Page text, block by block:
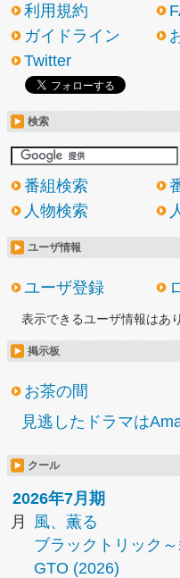
利用規約
ガイドライン
Twitter
検索
番組検索
人物検索
ユーザ情報
ユーザ登録
表示できるユーザ情報はあ
掲示板
お茶の間
見逃したドラマは
クール
2026年7月期
月
風、薫る
ブラックトリック
GTO (2026)